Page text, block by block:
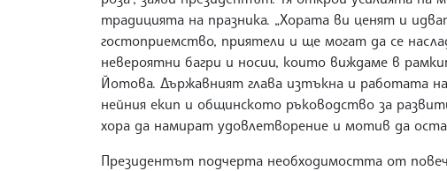
традицията на празника. „Хората ви ценят и
гостоприемство, приятели и ще могат да се
невероятни багри и носии, които виждаме в
Йотова. Държавният глава изтъкна и работата
нейния екип и общинското ръководство за
хора да намират удовлетворение и мотив да
Президентът подчерта необходимостта от